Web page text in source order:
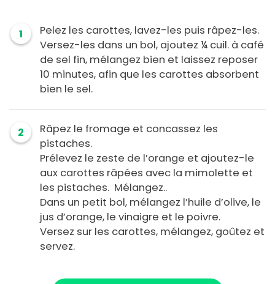
1
Pelez les carottes, lavez-les puis râpez-les.
Versez-les dans un bol, ajoutez ¼ cuil. à café
de sel fin, mélangez bien et laissez reposer
10 minutes, afin que les carottes absorbent
bien le sel.
2
Râpez le fromage et concassez les
pistaches.
Prélevez le zeste de l’orange et ajoutez-le
aux carottes râpées avec la mimolette et
les pistaches. Mélangez..
Dans un petit bol, mélangez l’huile d’olive, le
jus d’orange, le vinaigre et le poivre.
Versez sur les carottes, mélangez, goûtez et
servez.